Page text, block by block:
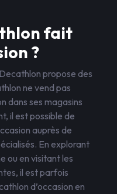
fait
?
propose des
ne vend pas
dans ses magasins
il est possible de
auprès de
En explorant
ou en visitant les
il est parfois
d’occasion en